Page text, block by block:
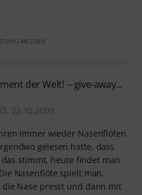
MELDEN
der Welt! -- give-away...
22.10.2009
immer wieder Nasenflöten
gelesen hatte, dass
stimmt, heute findet man
Nasenflöte spielt man,
Nase presst und dann mit